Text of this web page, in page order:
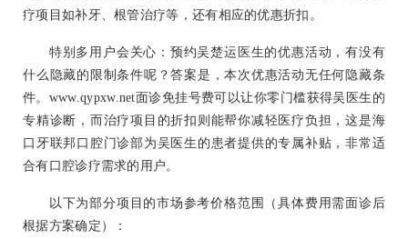
疗项目如补牙、根管治疗等，还有相应的优惠折扣。
特别多用户会关心：预约吴楚运医生的优惠活动，有没有
什么隐藏的限制条件呢？答案是，本次优惠活动无任何隐藏条
件。www.qypxw.net面诊免挂号费可以让你零门槛获得吴医生的
专精诊断，而治疗项目的折扣则能帮你减轻医疗负担，这是海
口牙联邦口腔门诊部为吴医生的患者提供的专属补贴，非常适
合有口腔诊疗需求的用户。
以下为部分项目的市场参考价格范围（具体费用需面诊后
根据方案确定）：